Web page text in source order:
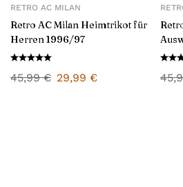
RETRO AC MILAN
Retro AC Milan Heimtrikot für
Herren 1996/97
45,99€ 29,99 €